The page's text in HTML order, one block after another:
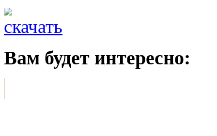
Вам будет интересно: